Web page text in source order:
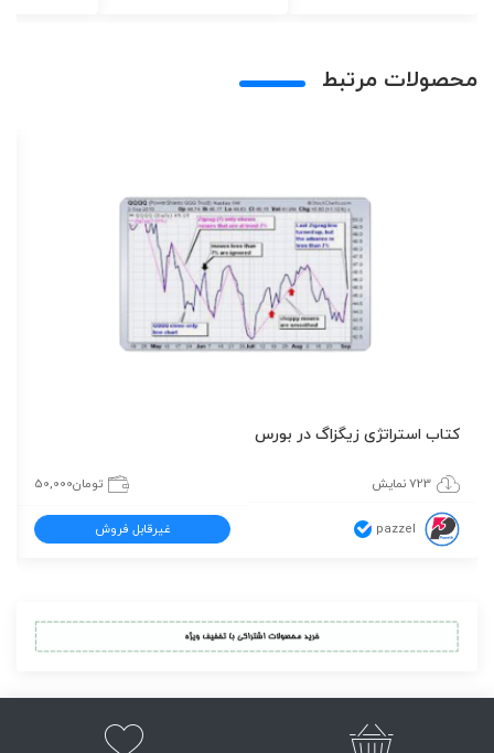
محصولات مرتبط
کتاب استراتژی زیگزاگ در بورس
723 نمایش تومان50,000
pazzel غیرقابل فروش